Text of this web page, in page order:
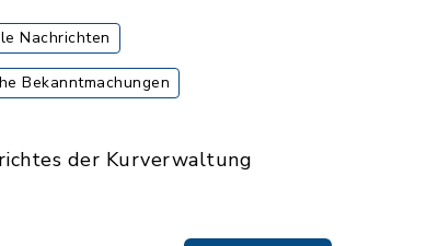
Nachrichten
Bekanntmachungen
der Kurverwaltung